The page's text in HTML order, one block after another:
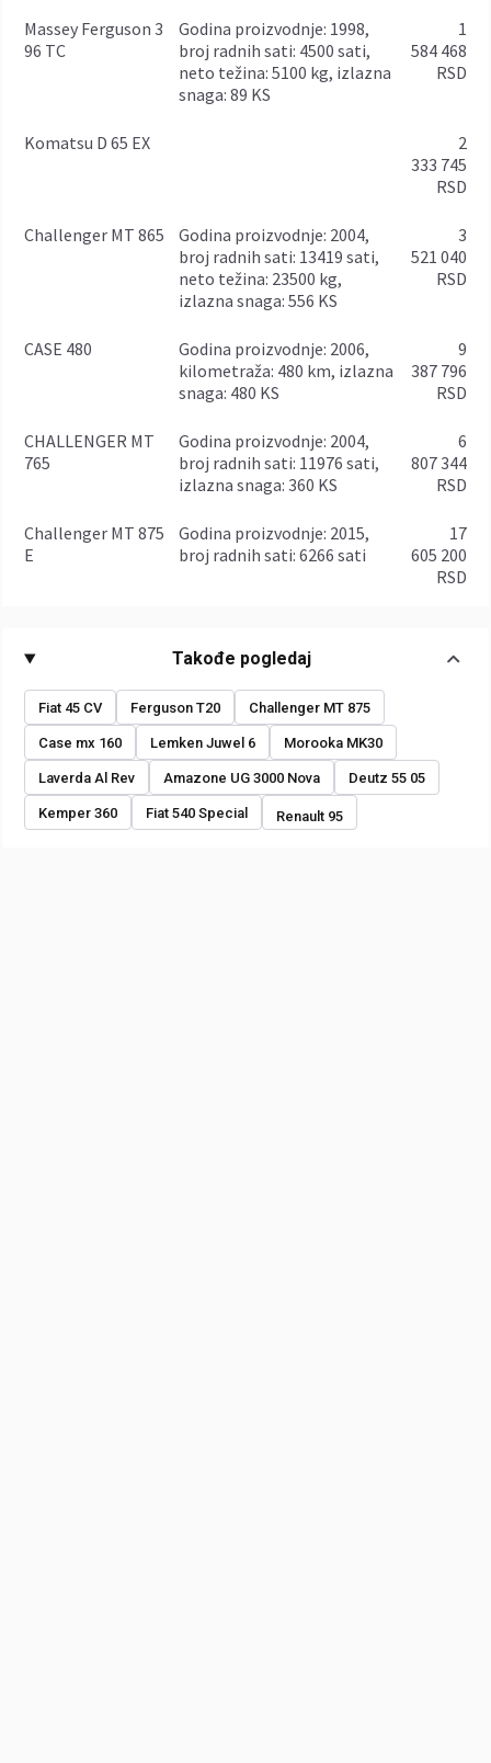
Massey Ferguson 3
96 TC
godina proizvodnje: 1998,
broj radnih sati: 4500 sati,
neto težina: 5100 kg, izlazna
snaga: 89 KS
1
584 468
RSD
Komatsu D 65 EX
2
333 745
RSD
Challenger MT 865
godina proizvodnje: 2004,
broj radnih sati: 13419 sati,
neto težina: 23500 kg,
izlazna snaga: 556 KS
3
521 040
RSD
CASE 480
godina proizvodnje: 2006,
kilometraža: 480 km, izlazna
snaga: 480 KS
9
387 796
RSD
CHALLENGER MT
765
godina proizvodnje: 2004,
broj radnih sati: 11976 sati,
izlazna snaga: 360 KS
6
807 344
RSD
Challenger MT 875
E
godina proizvodnje: 2015,
broj radnih sati: 6266 sati
17
605 200
RSD
Takođe pogledaj
Fiat 45 CV Ferguson T20 Challenger MT 875
Case mx 160 Lemken Juwel 6 Morooka MK30
Laverda Al Rev Amazone UG 3000 Nova Deutz 55 05
Kemper 360 Fiat 540 Special Renault 95